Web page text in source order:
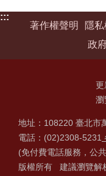
:::
著作權聲明
隱
政
更
瀏
地址：108220 臺北市
電話：(02)2308-5231
(免付費電話服務，公
版權所有 建議瀏覽解